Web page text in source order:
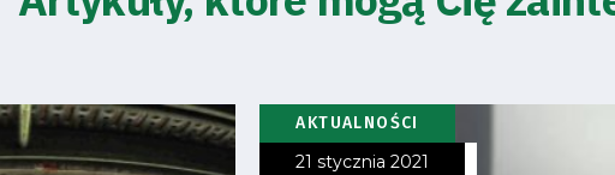
AKTUALNOŚCI
21 stycznia 2021